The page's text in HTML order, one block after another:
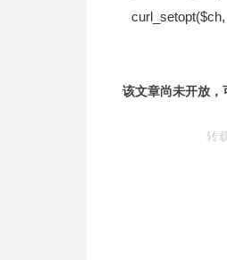
该文章尚未开放，
转